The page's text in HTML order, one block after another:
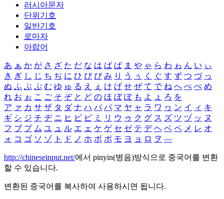
러시아문자
단위기호
일반기호
로마자
아랍어
あ ぁ か が さ ざ た だ な は ば ぱ ま や ゃ ら わ ゎ ん い ぃ
き ぎ し じ ち ぢ に ひ び ぴ み り う ぅ く ぐ す ず つ づ っ
ぬ ふ ぶ ぷ む ゆ ゅ る え ぇ け げ せ ぜ て で ね へ べ ぺ め
れ お ぉ こ ご そ ぞ と ど の ほ ぼ ぽ も よ ょ ろ を
ア ァ カ サ ザ タ ダ ナ ハ バ パ マ ヤ ャ ラ ワ ヮ ン イ ィ キ
ギ シ ジ チ ヂ ニ ヒ ビ ピ ミ リ ウ ゥ ク グ ス ズ ツ ヅ ッ ヌ
フ ブ プ ム ユ ュ ル エ ェ ケ ゲ セ ゼ テ デ ヘ ベ ペ メ レ オ
ォ コ ゴ ソ ゾ ト ド ノ ホ ボ ポ モ ヨ ョ ロ ヲ ―
http://chineseinput.net/에서 pinyin(병음)방식으로 중국어를 변환
할 수 있습니다.
변환된 중국어를 복사하여 사용하시면 됩니다.